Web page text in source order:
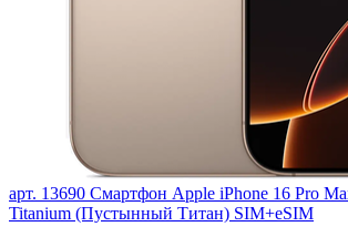
арт. 13690 Смартфон Apple iPhone 16 Pro
Titanium (Пустынный Титан) SIM+eSIM